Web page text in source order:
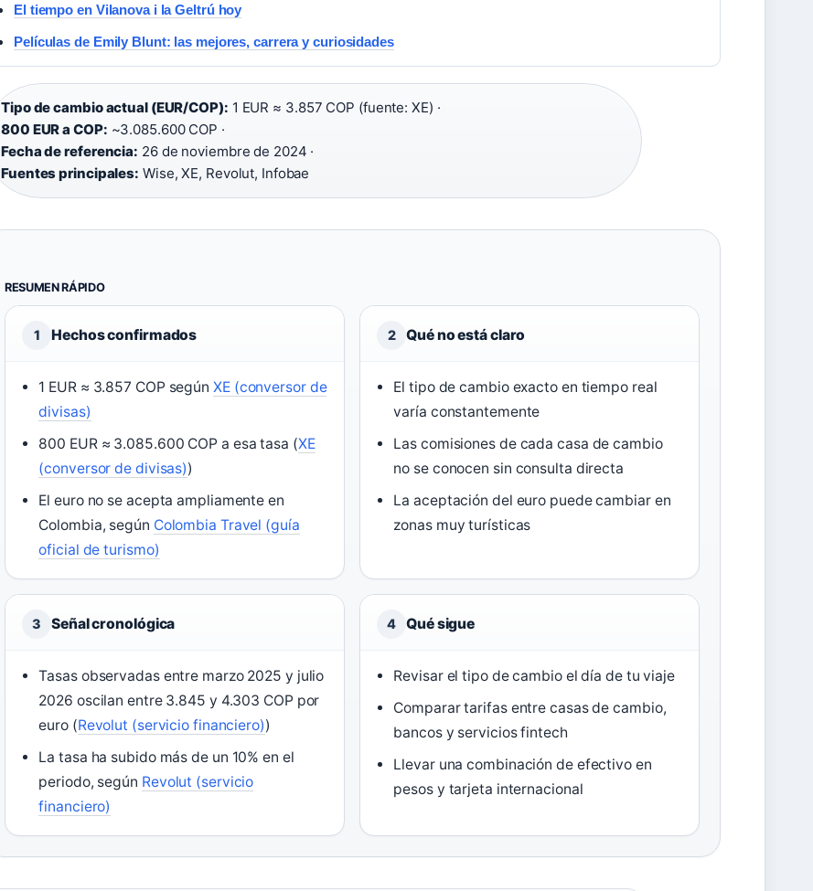
El tiempo en Vilanova i la Geltrú hoy
Películas de Emily Blunt: las mejores, carrera y curiosidades
Tipo de cambio actual (EUR/COP): 1 EUR ≈ 3.857 COP (fuente: XE) ·
800 EUR a COP: ~3.085.600 COP ·
Fecha de referencia: 26 de noviembre de 2024 ·
Fuentes principales: Wise, XE, Revolut, Infobae
RESUMEN RÁPIDO
1 Hechos confirmados
1 EUR ≈ 3.857 COP según XE (conversor de
divisas)
800 EUR ≈ 3.085.600 COP a esa tasa (XE
(conversor de divisas))
El euro no se acepta ampliamente en
Colombia, según Colombia Travel (guía
oficial de turismo)
2 Qué no está claro
El tipo de cambio exacto en tiempo real
varía constantemente
Las comisiones de cada casa de cambio
no se conocen sin consulta directa
La aceptación del euro puede cambiar en
zonas muy turísticas
3 Señal cronológica
Tasas observadas entre marzo 2025 y julio
2026 oscilan entre 3.845 y 4.303 COP por
euro (Revolut (servicio financiero))
La tasa ha subido más de un 10% en el
periodo, según Revolut (servicio
financiero)
4 Qué sigue
Revisar el tipo de cambio el día de tu viaje
Comparar tarifas entre casas de cambio,
bancos y servicios fintech
Llevar una combinación de efectivo en
pesos y tarjeta internacional